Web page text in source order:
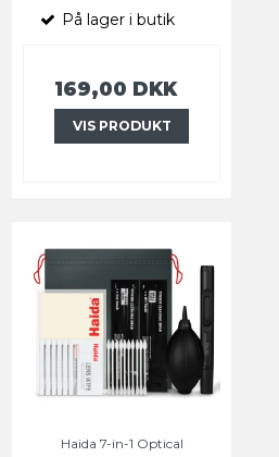
På lager i butik
169,00 DKK
VIS PRODUKT
Haida 7-in-1 Optical